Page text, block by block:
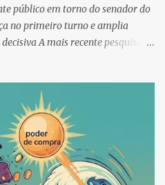
público em torno do senador do
no primeiro turno e amplia
A mais recente pesquisa
Lula da Silva ampliou sua
Bolsonaro em um eventual
de seis pontos percentuais e
observada nos
registra um crescimento na
Liberal, que alcançou o maior